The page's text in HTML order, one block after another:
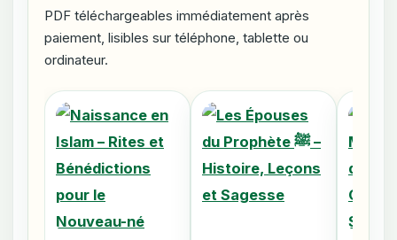
PDF téléchargeables immédiatement après
paiement, lisibles sur téléphone, tablette ou
ordinateur.